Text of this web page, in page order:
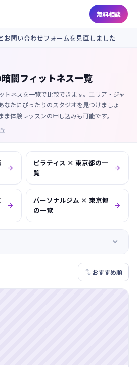
無料相談
お問い合わせフォームを見直しました
闇フィットネス一覧
トネスを一覧で比較できます。エリア・ジャ
なたにぴったりのスタジオを見つけましょ
体験レッスンの申し込みも可能です。

ピラティス × 東京都の一
覧


パーソナルジム × 東京都
の一覧


 おすすめ順